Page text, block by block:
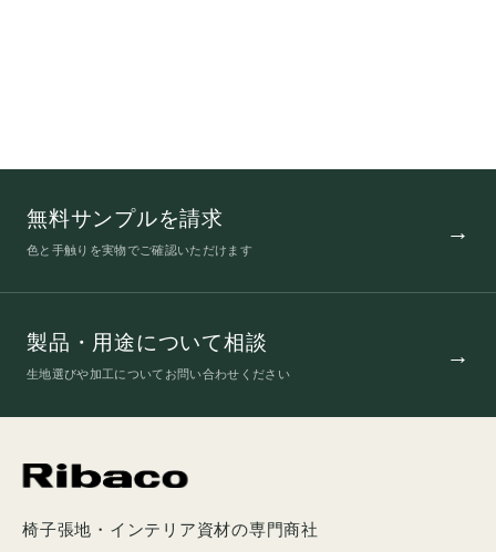
無料サンプルを請求
色と手触りを実物でご確認いただけます
製品・用途について相談
生地選びや加工についてお問い合わせください
椅子張地・インテリア資材の専門商社